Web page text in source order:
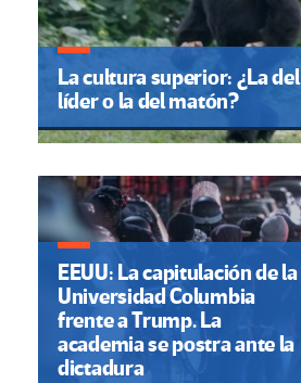
La cultura superior: ¿La del
líder o la del matón?
EEUU: La capitulación de la
Universidad Columbia
frente a Trump. La
academia se postra ante la
dictadura